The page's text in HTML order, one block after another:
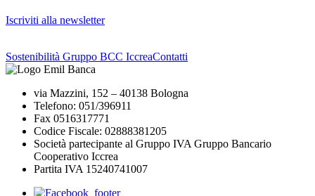
Iscriviti alla newsletter
Sostenibilità Gruppo BCC IccreaContatti
via Mazzini, 152 – 40138 Bologna
Telefono: 051/396911
Fax 0516317771
Codice Fiscale: 02888381205
Società partecipante al Gruppo IVA Gruppo Bancario
Cooperativo Iccrea
Partita IVA 15240741007